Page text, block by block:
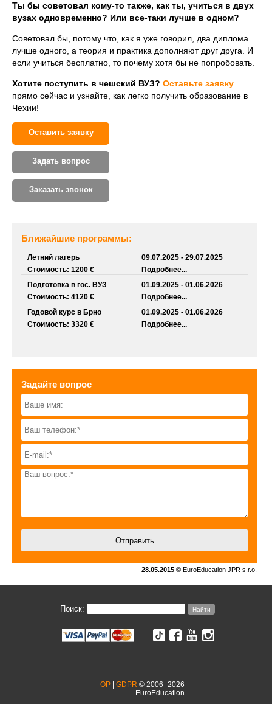
Ты бы советовал кому-то также, как ты, учиться в двух
вузах одновременно? Или все-таки лучше в одном?
Советовал бы, потому что, как я уже говорил, два диплома
лучше одного, а теория и практика дополняют друг друга. И
если учиться бесплатно, то почему хотя бы не попробовать.
Хотите поступить в чешский ВУЗ? Оставьте заявку
прямо сейчас и узнайте, как легко получить образование в
Чехии!
Оставить заявку
Задать вопрос
Заказать звонок
Ближайшие программы:
Летний лагерь
Стоимость: 1200 €
09.07.2025 - 29.07.2025
Подробнее...
Подготовка в гос. ВУЗ
Стоимость: 4120 €
01.09.2025 - 01.06.2026
Подробнее...
Годовой курс в Брно
Стоимость: 3320 €
01.09.2025 - 01.06.2026
Подробнее...
Задайте вопрос
28.05.2015 © EuroEducation JPR s.r.o.
Поиск:
OP GDPR © 2006–2026
EuroEducation